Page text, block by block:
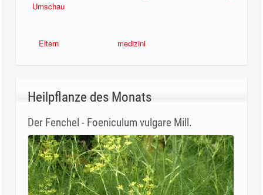
Umschau
Eltern medizini
Heilpflanze des Monats
Der Fenchel - Foeniculum vulgare Mill.